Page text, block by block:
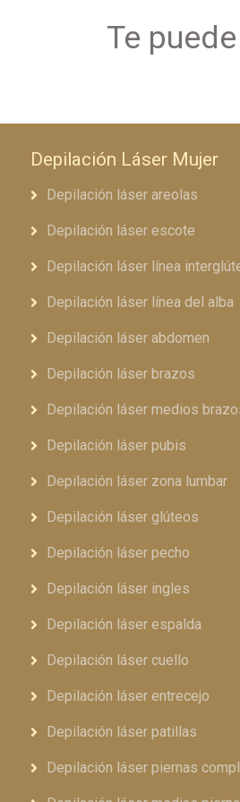
Te puede
Depilación Láser Mujer
Depilación láser areolas
Depilación láser escote
Depilación láser línea
Depilación láser línea del alba
Depilación láser abdomen
Depilación láser brazos
Depilación láser medios
Depilación láser pubis
Depilación láser zona lumbar
Depilación láser glúteos
Depilación láser pecho
Depilación láser ingles
Depilación láser espalda
Depilación láser cuello
Depilación láser entrecejo
Depilación láser patillas
Depilación láser piernas